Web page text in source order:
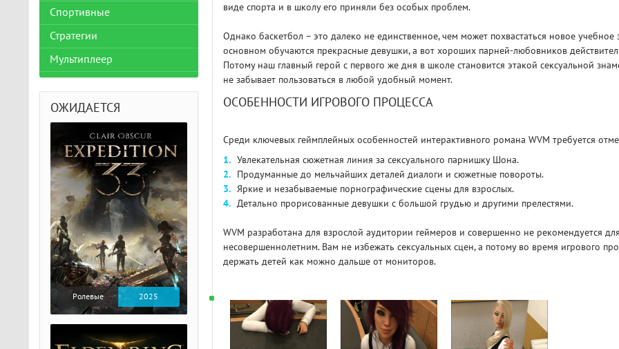
виде спорта и в школу его приняли без особых проблем.
Однако баскетбол – это далеко не единственное, чем может похвастаться новое учебное
основном обучаются прекрасные девушки, а вот хороших парней-любовников
Потому наш главный герой с первого же дня в школе становится этакой сексуальной
не забывает пользоваться в любой удобный момент.
ОСОБЕННОСТИ ИГРОВОГО ПРОЦЕССА
Среди ключевых геймплейных особенностей интерактивного романа WVM требуется
Увлекательная сюжетная линия за сексуального парнишку Шона.
Продуманные до мельчайших деталей диалоги и сюжетные повороты.
Яркие и незабываемые порнографические сцены для взрослых.
Детально прорисованные девушки с большой грудью и другими прелестями.
WVM разработана для взрослой аудитории геймеров и совершенно не рекомендуется
несовершеннолетним. Вам не избежать сексуальных сцен, а потому во время игрового
держать детей как можно дальше от мониторов.
Спортивные
Стратегии
Мультиплеер
ОЖИДАЕТСЯ
Ролевые 2025
Рейтинг
3/ 5.0 65 ГБ
3.1 / 5.0
V RISING